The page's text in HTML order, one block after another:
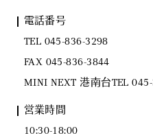
電話番号
TEL 045-836-3298
FAX 045-836-3844
MINI NEXT 港南台TEL
営業時間
10:30-18:00